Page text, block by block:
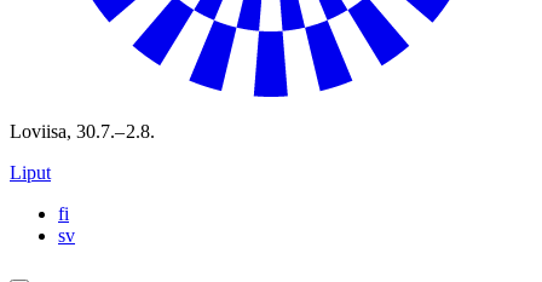
Loviisa, 30.7.– 2.8.
Liput
fi
sv